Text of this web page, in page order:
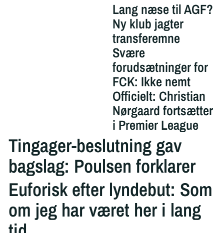
Lang næse til AGF?
Ny klub jagter
transferemne
Svære
forudsætninger for
FCK: Ikke nemt
Officielt: Christian
Nørgaard fortsætter
i Premier League
Tingager-beslutning gav
bagslag: Poulsen forklarer
Euforisk efter lyndebut: Som
om jeg har været her i lang